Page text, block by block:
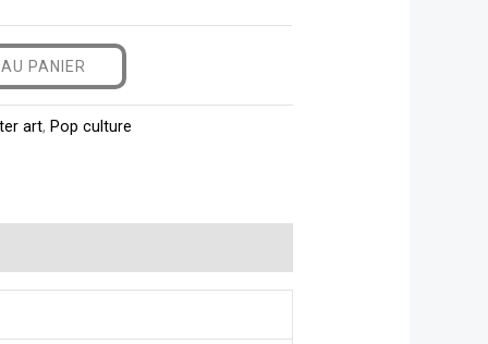
PANIER
art, Pop culture